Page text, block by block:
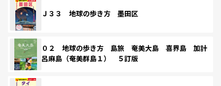
Ｊ３３ 地球の歩き方 墨田区
０２ 地球の歩き方 島旅 奄美大島 喜界島 加計
呂麻島（奄美群島１） ５訂版